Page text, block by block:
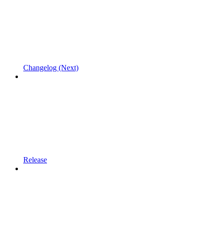
Changelog (Next)
Release